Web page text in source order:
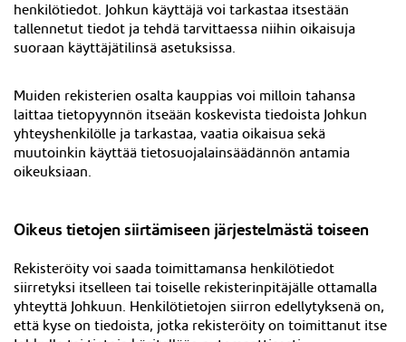
henkilötiedot. Johkun käyttäjä voi tarkastaa itsestään
tallennetut tiedot ja tehdä tarvittaessa niihin oikaisuja
suoraan käyttäjätilinsä asetuksissa.
Muiden rekisterien osalta kauppias voi milloin tahansa
laittaa tietopyynnön itseään koskevista tiedoista Johkun
yhteyshenkilölle ja tarkastaa, vaatia oikaisua sekä
muutoinkin käyttää tietosuojalainsäädännön antamia
oikeuksiaan.
Oikeus tietojen siirtämiseen järjestelmästä toiseen
Rekisteröity voi saada toimittamansa henkilötiedot
siirretyksi itselleen tai toiselle rekisterinpitäjälle ottamalla
yhteyttä Johkuun. Henkilötietojen siirron edellytyksenä on,
että kyse on tiedoista, jotka rekisteröity on toimittanut itse